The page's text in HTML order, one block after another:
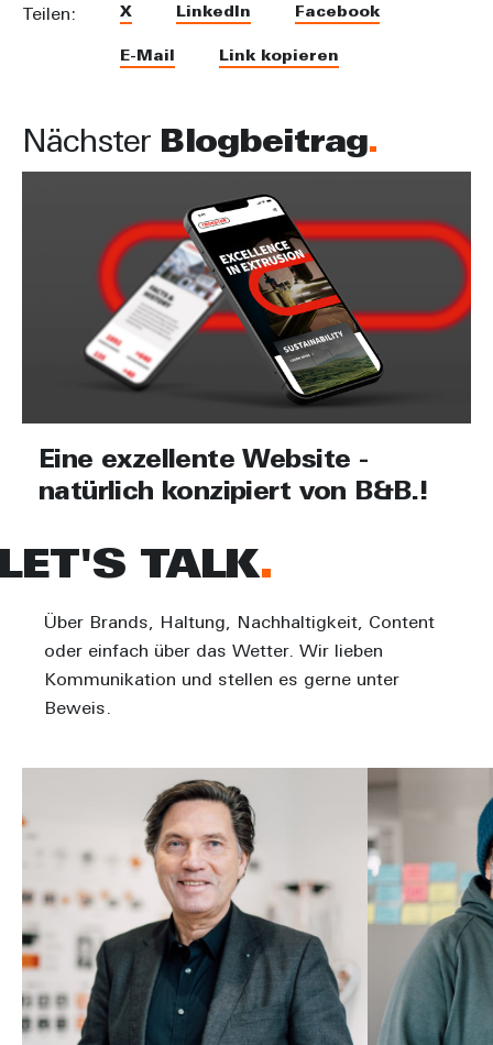
Teilen: X LinkedIn Facebook
E-Mail Link kopieren
Nächster Blogbeitrag
Eine exzellente Website -
natürlich konzipiert von B&B.!
TALK
Über Brands, Haltung, Nachhaltigkeit, Content
oder einfach über das Wetter. Wir lieben
Kommunikation und stellen es gerne unter
Beweis.